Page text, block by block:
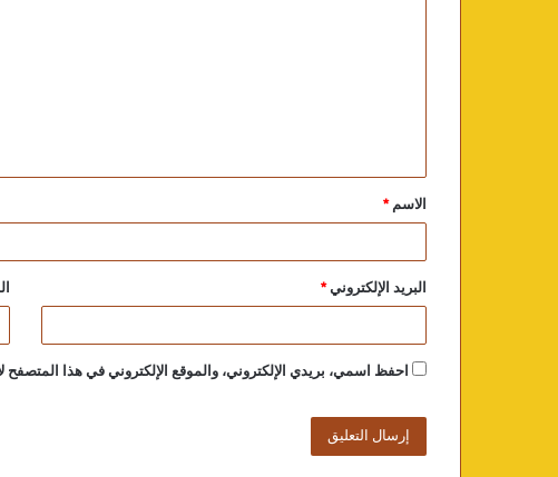
الاسم*
البريد الإلكتروني*
احفظ اسمي، بريدي الإلكتروني، والموقع الإلكتروني في هذا المتصفح